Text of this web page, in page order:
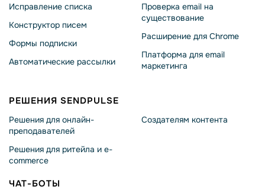
Исправление списка
Конструктор писем
Формы подписки
Автоматические рассылки
Проверка email на
существование
Расширение для Chrome
Платформа для email
маркетинга
РЕШЕНИЯ SENDPULSE
Решения для онлайн-
преподавателей
Решения для ритейла и e-
commerce
Создателям контента
ЧАТ-БОТЫ